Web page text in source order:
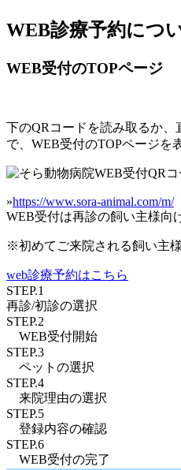
WEB診療予約につ
WEB受付のTOPページ
下のQRコードを読み取るか
で、WEB受付のTOPページを
»https://www.sora-animal.com/m/
WEB受付は再診の飼い主様向
※初めてご来院される飼い主
web診療予約はこちら
STEP.1
再診/初診の選択
STEP.2
WEB受付開始
STEP.3
ペットの選択
STEP.4
来院理由の選択
STEP.5
登録内容の確認
STEP.6
WEB受付の完了